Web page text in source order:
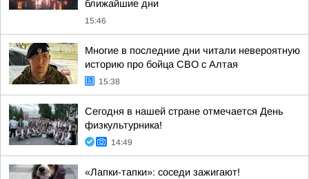
ближайшие дни
15:46
Многие в последние дни читали невероятную
историю про бойца СВО с Алтая
15:38
Сегодня в нашей стране отмечается День
физкультурника!
14:49
«Лапки-тапки»: соседи зажигают!